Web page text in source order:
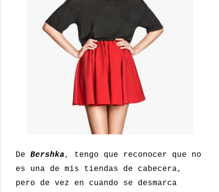
De Bershka, tengo que reconocer que no
es una de mis tiendas de cabecera,
pero de vez en cuando se desmarca